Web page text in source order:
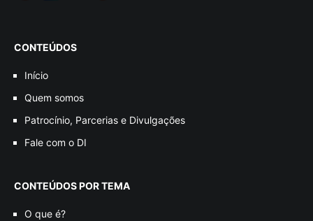
CONTEÚDOS
Início
Quem somos
Patrocínio, Parcerias e Divulgações
Fale com o DI
CONTEÚDOS POR TEMA
O que é?